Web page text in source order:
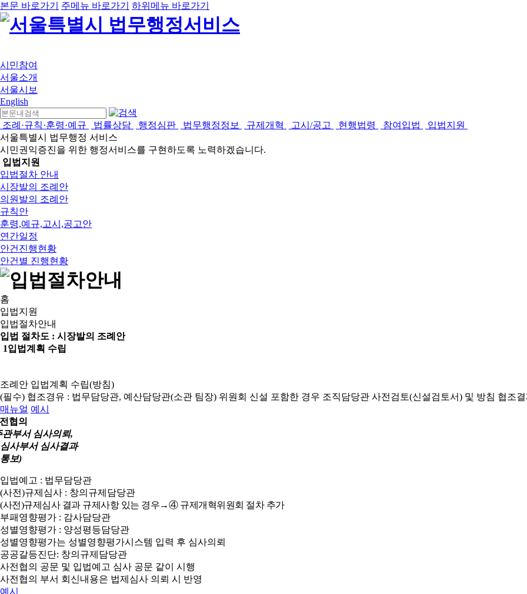
본문 바로가기 주메뉴 바로가기 하위메뉴 바로가기
시민참여
서울소개
서울시보
English
조례·규칙·훈령·예규 법률상담 행정심판 법무행정정보 규제개혁 고시/공고 현행법령 참여입법
입법지원
서울특별시 법무행정 서비스
시민권익증진을 위한 행정서비스를 구현하도록 노력하겠습니다.
입법지원
입법절차 안내
시장발의 조례안
의원발의 조례안
규칙안
훈령,예규,고시,공고안
연간일정
안건진행현황
안건별 진행현황
홈
입법지원
입법절차안내
입법 절차도 : 시장발의 조례안
1입법계획 수립
조례안 입법계획 수립(방침)
(필수) 협조경유 : 법무담당관, 예산담당관(소관 팀장) 위원회 신설 포함한 경우 조직담당관 사전검토(신설검토서) 및 방침 협조
매뉴얼 예시
협의
관부서 심사의뢰,
심사부서 심사결과
통보)
입법예고 : 법무담당관
(사전)규제심사 : 창의규제담당관
(사전)규제심사 결과 규제사항 있는 경우→④ 규제개혁위원회 절차 추가
부패영향평가 : 감사담당관
성별영향평가 : 양성평등담당관
성별영향평가는 성별영향평가시스템 입력 후 심사의뢰
공공갈등진단: 창의규제담당관
사전협의 공문 및 입법예고 심사 공문 같이 시행
사전협의 부서 회신내용은 법제심사 의뢰 시 반영
예시